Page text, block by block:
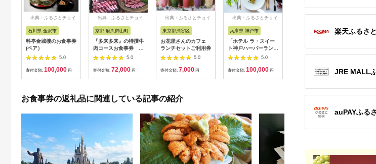
出典：ふるさとチョイ
石川県 金沢市
料亭金城樓のお食事券
(ペア）
5.0
寄付金額: 100,000 円
出典：ふるさとチョイ
京都 府久御山町
『多来多来』の特撰牛
肉コースお食事券 4
名様分【1131614】
5.0
寄付金額: 72,000 円
出典：ふるさとチョイ
東京都渋谷区
お花屋さんのカフェ
ランチセットご利用券
5.0
寄付金額: 7,000 円
出典：ふるさとチョイ
兵庫県 神戸市
「ホテル ラ・スイー
ト神戸ハーバーラン
ド」レストランディナ
5.0
寄付金額: 100,000 円
京都 府京都市
5000円券×2枚 | 京都
鰻専門店 人気 食事券
ぎ 天空うなぎ 土佐の
いごっそう 筑紫金う
美食 グルメ 人気 おす
34,000 円
宮城
食事
寄付金
お食事券の返礼品に関連している記事の紹介
楽天ふるさ
JRE MALL
auPAYふる